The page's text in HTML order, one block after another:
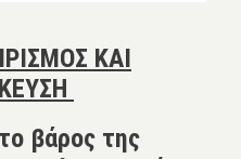
ΚΑΙ
βάρος της